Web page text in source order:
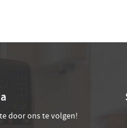
door ons te volgen!